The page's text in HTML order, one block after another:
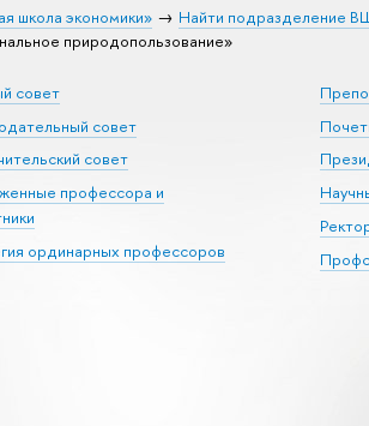
школа экономики» Найти подразделение
природопользование»
совет
совет
совет
профессора и
ординарных профессоров